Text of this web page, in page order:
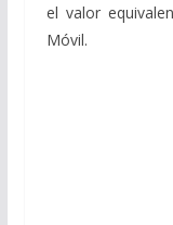
el valor
Móvil.